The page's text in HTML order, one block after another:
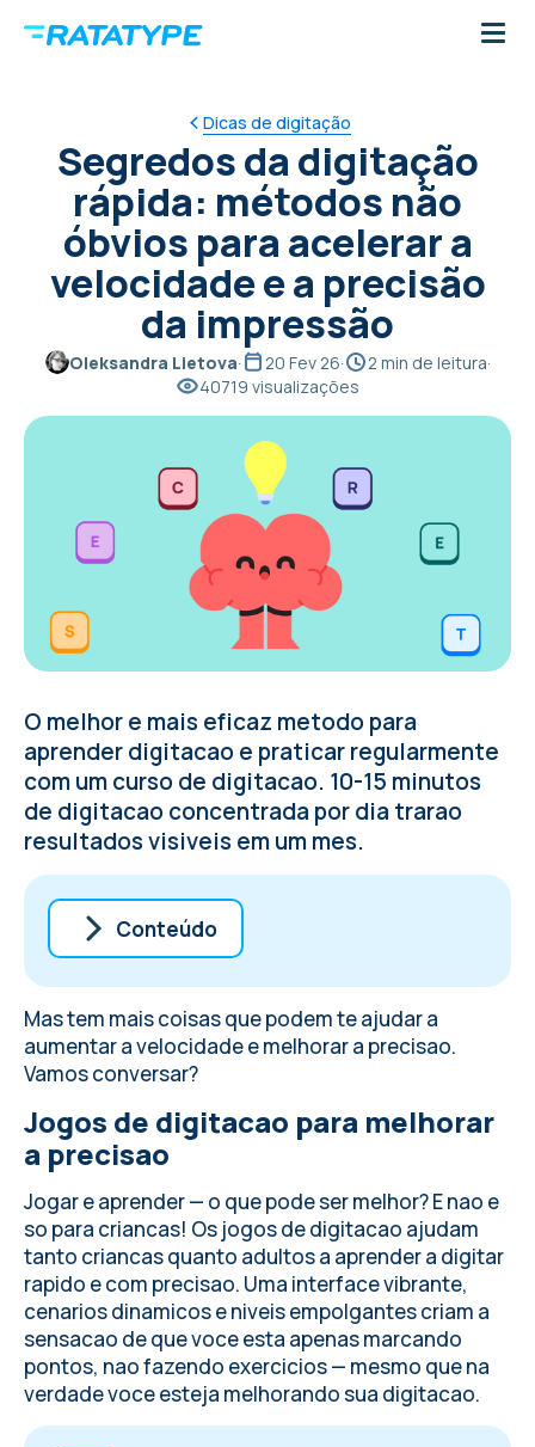
Dicas de digitação
Segredos da digitação
rápida: métodos não
óbvios para acelerar a
velocidade e a precisão
da impressão
Oleksandra Lietova· 20 Fev 26· 2 min de leitura·
40719 visualizações
O melhor e mais eficaz metodo para
aprender digitacao e praticar regularmente
com um curso de digitacao. 10-15 minutos
de digitacao concentrada por dia trarao
resultados visiveis em um mes.
Conteúdo
Jogos de digitacao para melhorar a
precisao
Modo jogo para aprender se divertindo
Manter uma sequencia de digitacao como
Teclado oculto para alcancar o nivel
profissional
Mas tem mais coisas que podem te ajudar a
aumentar a velocidade e melhorar a precisao.
Vamos conversar?
Jogos de digitacao para melhorar
a precisao
Jogar e aprender — o que pode ser melhor? E nao e
so para criancas! Os jogos de digitacao ajudam
tanto criancas quanto adultos a aprender a digitar
rapido e com precisao. Uma interface vibrante,
cenarios dinamicos e niveis empolgantes criam a
sensacao de que voce esta apenas marcando
pontos, nao fazendo exercicios — mesmo que na
verdade voce esteja melhorando sua digitacao.